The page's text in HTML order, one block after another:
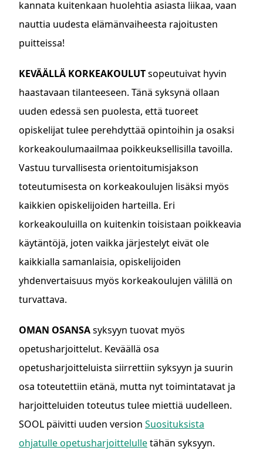
kannata kuitenkaan huolehtia asiasta liikaa, vaan
nauttia uudesta elämänvaiheesta rajoitusten
puitteissa!
KEVÄÄLLÄ KORKEAKOULUTsopeutuivat hyvin
haastavaan tilanteeseen. Tänä syksynä ollaan
uuden edessä sen puolesta, että tuoreet
opiskelijat tulee perehdyttää opintoihin ja osaksi
korkeakoulumaailmaa poikkeuksellisilla tavoilla.
Vastuu turvallisesta orientoitumisjakson
toteutumisesta on korkeakoulujen lisäksi myös
kaikkien opiskelijoiden harteilla. Eri
korkeakouluilla on kuitenkin toisistaan poikkeavia
käytäntöjä, joten vaikka järjestelyt eivät ole
kaikkialla samanlaisia, opiskelijoiden
yhdenvertaisuus myös korkeakoulujen välillä on
turvattava.
OMAN OSANSAsyksyyn tuovat myös
opetusharjoittelut. Keväällä osa
opetusharjoitteluista siirrettiin syksyyn ja suurin
osa toteutettiin etänä, mutta nyt toimintatavat ja
harjoitteluiden toteutus tulee miettiä uudelleen.
SOOL päivitti uuden version Suosituksista
ohjatulle opetusharjoittelulletähän syksyyn.